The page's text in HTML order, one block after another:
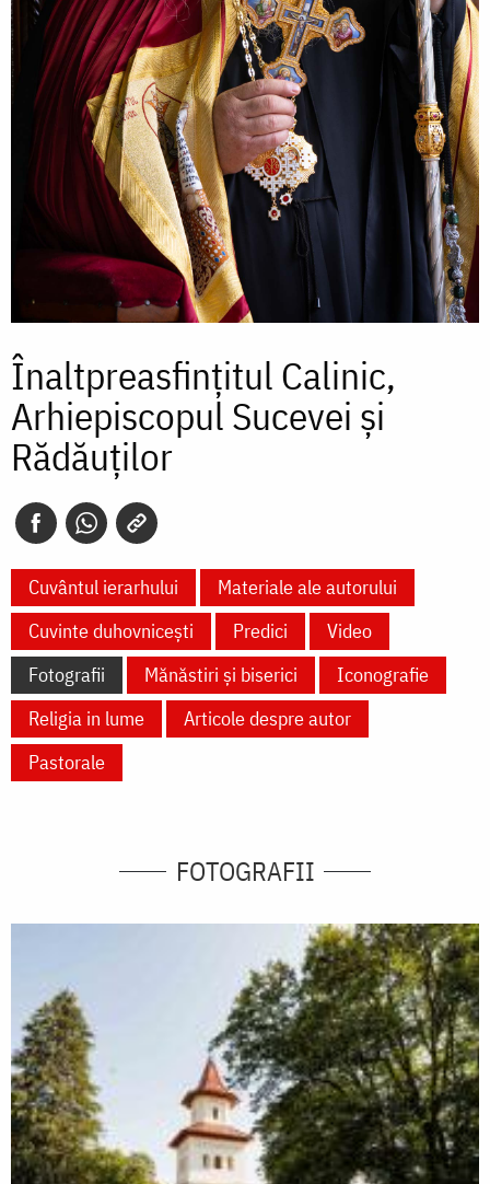
Înaltpreasfințitul Calinic,
Arhiepiscopul Sucevei și
Rădăuților
Cuvântul ierarhului
Materiale ale autorului
Cuvinte duhovnicești
Predici
Video
Fotografii
Mănăstiri și biserici
Iconografie
Religia in lume
Articole despre autor
Pastorale
FOTOGRAFII